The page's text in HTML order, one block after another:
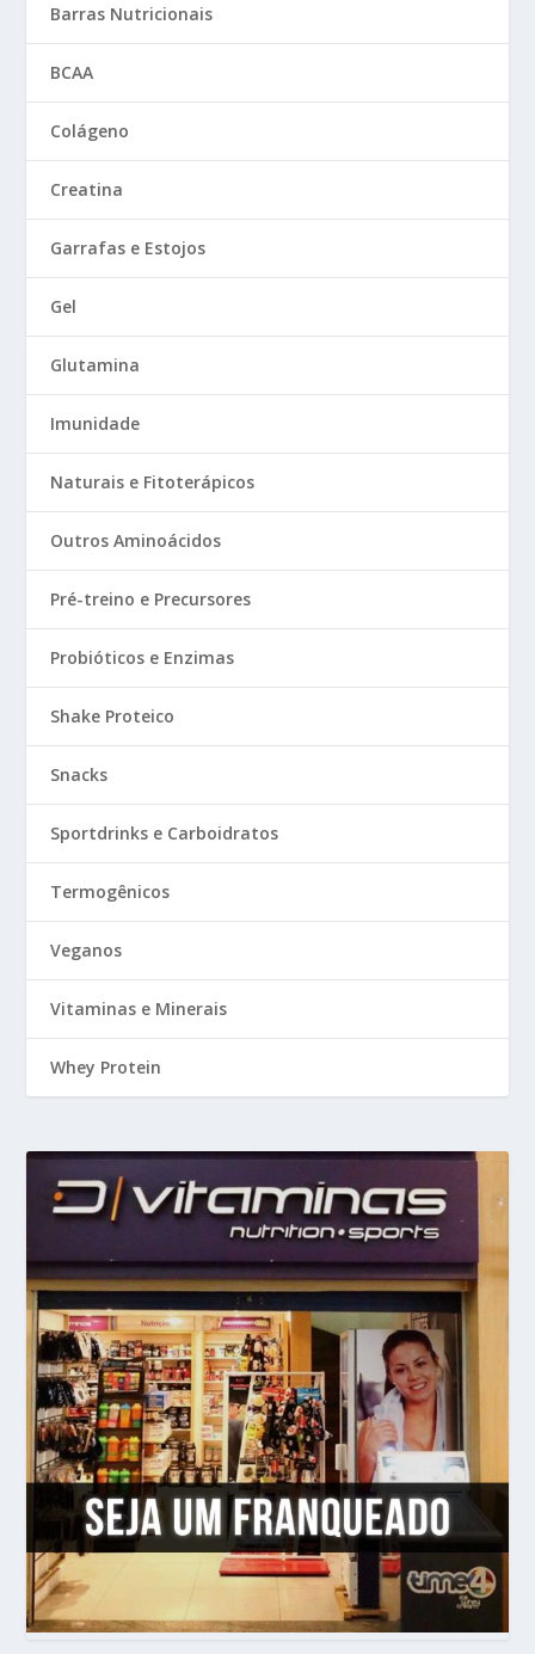
Barras Nutricionais
BCAA
Colágeno
Creatina
Garrafas e Estojos
Gel
Glutamina
Imunidade
Naturais e Fitoterápicos
Outros Aminoácidos
Pré-treino e Precursores
Probióticos e Enzimas
Shake Proteico
Snacks
Sportdrinks e Carboidratos
Termogênicos
Veganos
Vitaminas e Minerais
Whey Protein